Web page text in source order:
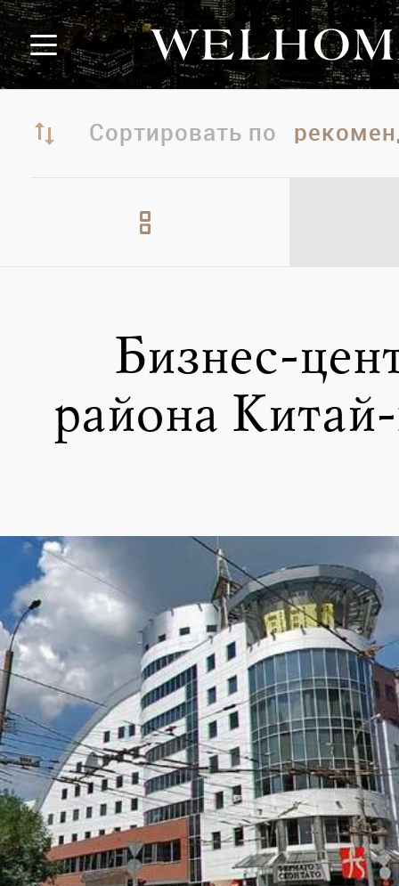
Сортировать по
Бизнес-
района